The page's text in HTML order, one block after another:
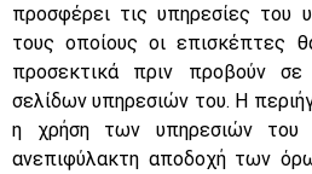
προσφέρει τις υπηρεσίες του
τους οποίους οι επισκέπτες
προσεκτικά πριν προβούν
σελίδων υπηρεσιών του. Η
η χρήση των υπηρεσιών του
ανεπιφύλακτη αποδοχή των